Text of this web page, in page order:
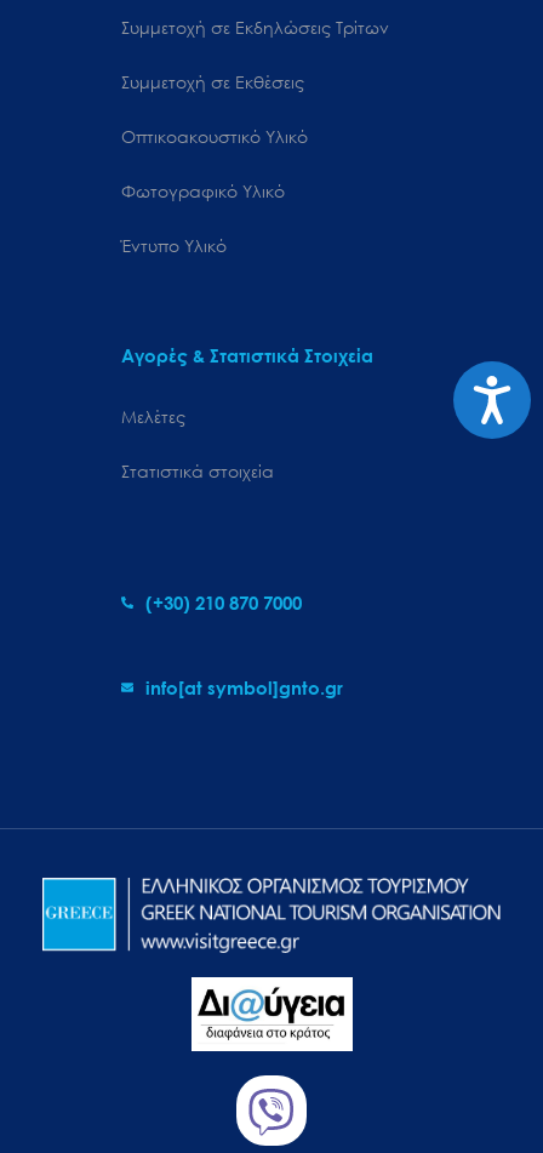
Συμμετοχή σε Εκδηλώσεις Τρίτων
Συμμετοχή σε Εκθέσεις
Οπτικοακουστικό Υλικό
Φωτογραφικό Υλικό
Έντυπο Υλικό
Αγορές & Στατιστικά Στοιχεία
Μελέτες
Στατιστικά στοιχεία
(+30) 210 870 7000
info[at symbol]gnto.gr